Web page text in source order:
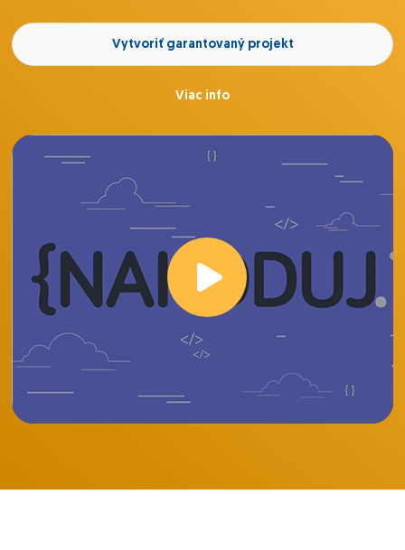
Vytvoriť garantovaný projekt
Viac info